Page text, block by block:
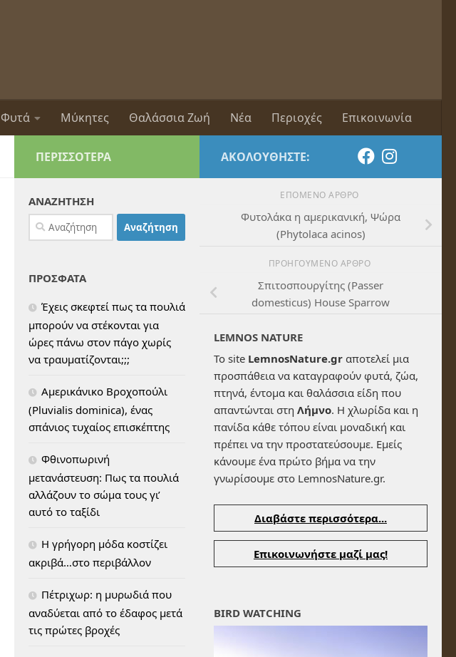
Φυτά Μύκητες Θαλάσσια Ζωή Νέα Περιοχές Επικοινωνία
ΑΚΟΛΟΥΘΉΣΤΕ:
ΕΠΌΜΕΝΟ ΆΡΘΡΟ
Φυτολάκα η αμερικανική, Ψώρα
(Phytolaca acinos)
ΠΡΟΗΓΟΎΜΕΝΟ ΆΡΘΡΟ
Σπιτοσπουργίτης (Passer
domesticus) House Sparrow
LEMNOS NATURE
Το site LemnosNature.gr αποτελεί μια
προσπάθεια να καταγραφούν φυτά, ζώα,
πτηνά, έντομα και θαλάσσια είδη που
απαντώνται στη Λήμνο. Η χλωρίδα και η
πανίδα κάθε τόπου είναι μοναδική και
πρέπει να την προστατεύσουμε. Εμείς
κάνουμε ένα πρώτο βήμα να την
γνωρίσουμε στο LemnosNature.gr.
Διαβάστε περισσότερα...
Επικοινωνήστε μαζί μας!
BIRD WATCHING
ΠΕΡΙΣΣΌΤΕΡΑ
ΑΝΑΖΗΤΗΣΗ
Αναζήτηση
για:
ΠΡΟΣΦΑΤΑ
Έχεις σκεφτεί πως τα πουλιά
μπορούν να στέκονται για
ώρες πάνω στον πάγο χωρίς
να τραυματίζονται;;;
Αμερικάνικο Βροχοπούλι
(Pluvialis dominica), ένας
σπάνιος τυχαίος επισκέπτης
Φθινοπωρινή
μετανάστευση: Πως τα πουλιά
αλλάζουν το σώμα τους γι’
αυτό το ταξίδι
H γρήγορη μόδα κοστίζει
ακριβά…στο περιβάλλον
Πέτριχωρ: η μυρωδιά που
αναδύεται από το έδαφος μετά
τις πρώτες βροχές